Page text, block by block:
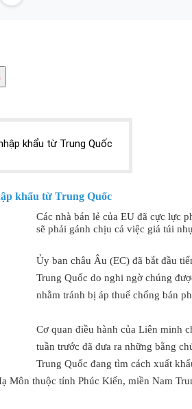
khẩu từ Trung Quốc
khẩu từ Trung Quốc
Các nhà bán lẻ của EU đã cực lực
sẽ phải gánh chịu cả việc giá túi
Ủy ban châu Âu (EC) đã bắt đầu
Trung Quốc do nghi ngờ chúng
nhằm tránh bị áp thuế chống bán
Cơ quan điều hành của Liên minh
tuần trước đã đưa ra những bằng
Trung Quốc đang tìm cách xuất
Môn thuộc tỉnh Phúc Kiến, miền Nam